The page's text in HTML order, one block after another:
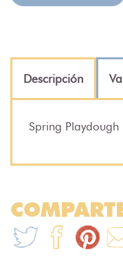
Descripción
Spring Playdough